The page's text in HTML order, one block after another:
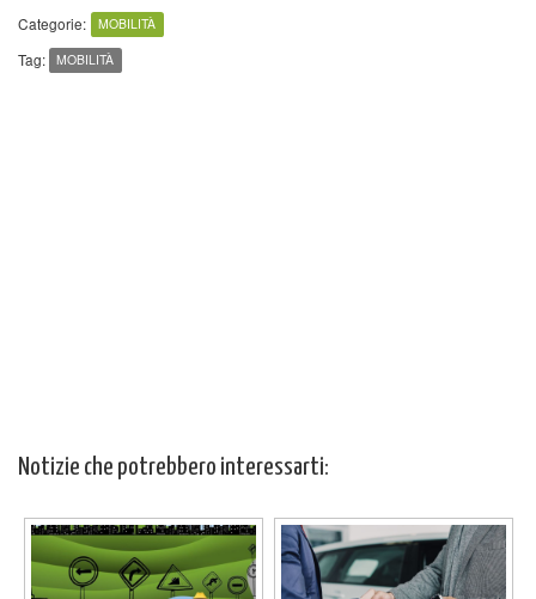
Categorie: MOBILITÀ
Tag: MOBILITÀ
Notizie che potrebbero interessarti: